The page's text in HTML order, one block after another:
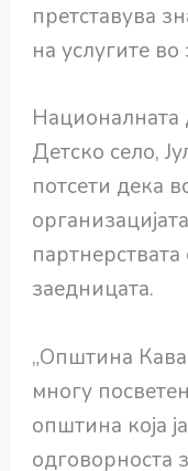
претставува
на услугите
Детско село,
потсети дека
заедницата.
„Општина
многу
општина која
одговорноста